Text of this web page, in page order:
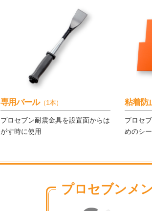
専用バール（1本）
プロセブン耐震金具を設置面からは
がす時に使用
粘着防
プロセ
めのシ
プロセブンメ